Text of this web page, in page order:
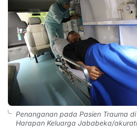
Penanganan pada Pasien Trauma
Harapan Keluarga Jababeka/